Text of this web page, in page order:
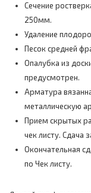
Сечение
250мм.
Удаление
Песок средней
Опалубка из
предусмотрен.
Арматура
металлическую
Прием скрытых
чек листу. Сдача
Окончательная
по Чек листу.